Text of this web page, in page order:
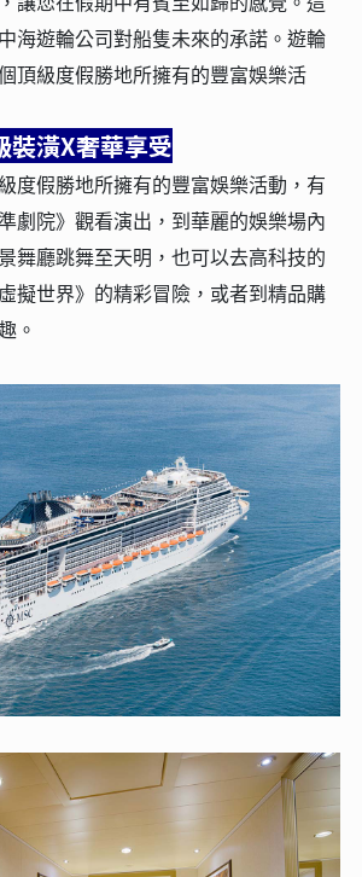
海遊輪公司對船隻未來的承諾。遊輪
頂級度假勝地所擁有的豐富娛樂活
裝潢X奢華享受
度假勝地所擁有的豐富娛樂活動，有
劇院》觀看演出，到華麗的娛樂場內
舞廳跳舞至天明，也可以去高科技的
擬世界》的精彩冒險，或者到精品購
。